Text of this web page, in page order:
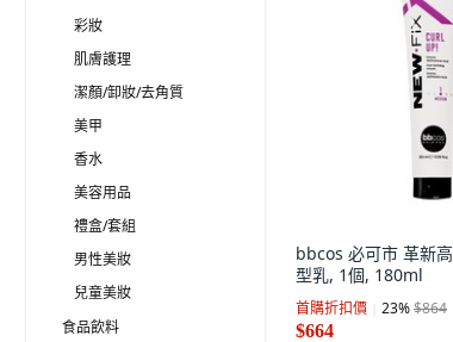
彩妝
肌膚護理
潔顏/卸妝/去角質
美甲
香水
美容用品
禮盒/套組
男性美妝
兒童美妝
食品飲料
bbcos 必可市 革新
型乳, 1個, 180ml
首購折扣價 23%$864
$664